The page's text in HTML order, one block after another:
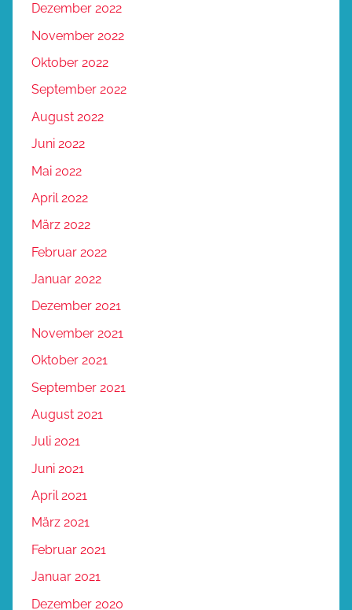
Dezember 2022
November 2022
Oktober 2022
September 2022
August 2022
Juni 2022
Mai 2022
April 2022
März 2022
Februar 2022
Januar 2022
Dezember 2021
November 2021
Oktober 2021
September 2021
August 2021
Juli 2021
Juni 2021
April 2021
März 2021
Februar 2021
Januar 2021
Dezember 2020